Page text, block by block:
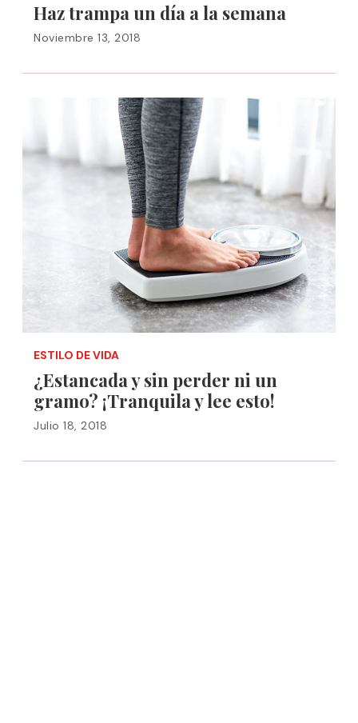
Haz trampa un día a la semana
Noviembre 13, 2018
ESTILO DE VIDA
¿Estancada y sin perder ni un
gramo? ¡Tranquila y lee esto!
Julio 18, 2018